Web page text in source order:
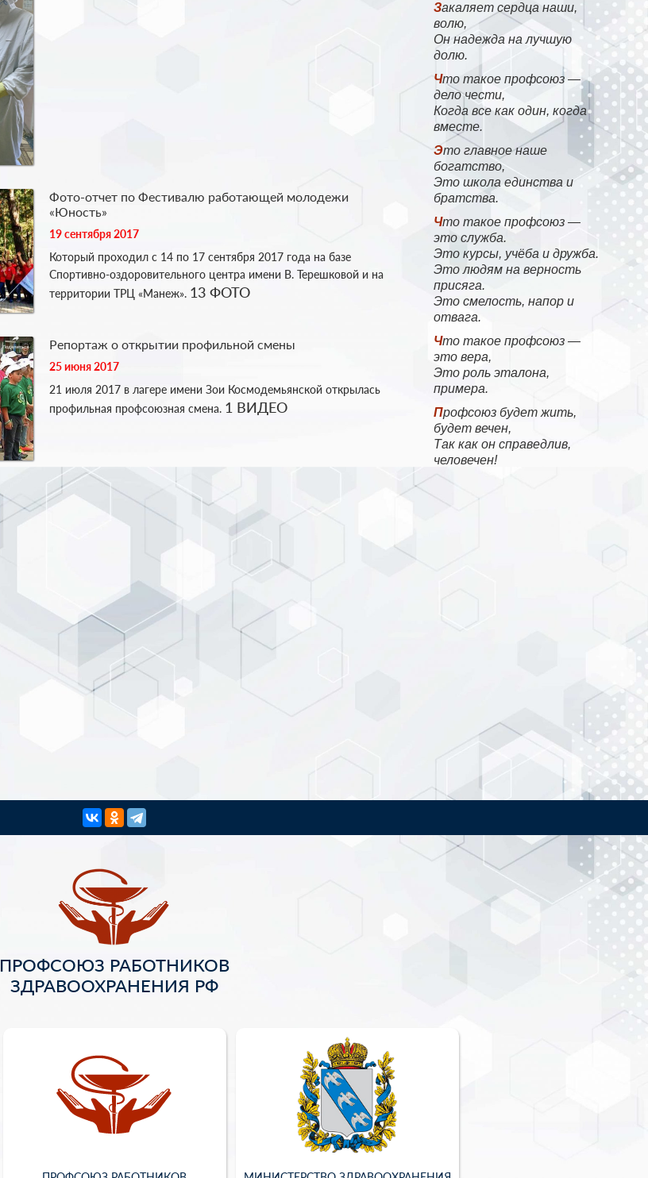
Закаляет сердца наши,
волю,
Он надежда на лучшую
долю.
Что такое профсоюз —
дело чести,
Когда все как один, когда
вместе.
Это главное наше
богатство,
Это школа единства и
братства.
Что такое профсоюз —
это служба.
Это курсы, учёба и дружба.
Это людям на верность
присяга.
Это смелость, напор и
отвага.
Что такое профсоюз —
это вера,
Это роль эталона,
примера.
Профсоюз будет жить,
будет вечен,
Так как он справедлив,
человечен!
Фото-отчет по Фестивалю работающей молодежи
«Юность»
19 сентября 2017
Который проходил с 14 по 17 сентября 2017 года на базе
Спортивно-оздоровительного центра имени В. Терешковой и на
территории ТРЦ «Манеж». 13 ФОТО
Репортаж о открытии профильной смены
25 июня 2017
21 июля 2017 в лагере имени Зои Космодемьянской открылась
профильная профсоюзная смена. 1 ВИДЕО
ПРОФСОЮЗ РАБОТНИКОВ
ЗДРАВООХРАНЕНИЯ РФ